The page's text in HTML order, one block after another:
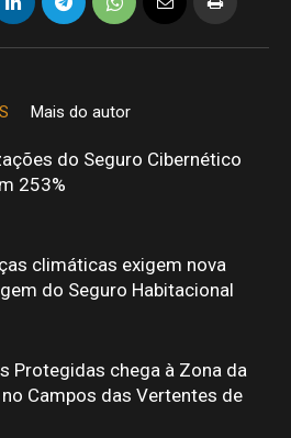
Mais do autor
do Seguro Cibernético
253%
climáticas exigem nova
do Seguro Habitacional
Protegidas chega à Zona da
Campos das Vertentes de